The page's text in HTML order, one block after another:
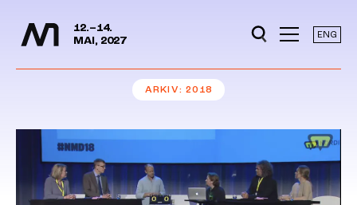
Hopp til hovedinnhold
12.–14.
MAI, 2027
ENG
ARKIV 2018